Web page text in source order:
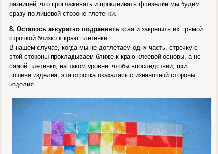
разницей, что проглаживать и проклеивать флизелин мы будем
сразу по лицевой стороне плетенки.
8. Осталось аккуратно подравнять края и закрепить их прямой
строчкой близко к краю плетенки.
В нашем случае, когда мы не доплетаем одну часть, строчку с
этой стороны прокладываем ближе к краю клеевой основы, а не
самой плетенки, на таком уровне, чтобы впоследствии, при
пошиве изделия, эта строчка оказалась с изнаночной стороны
изделия.